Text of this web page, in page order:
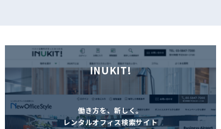
INUKIT!
働き方を、新しく。
レンタルオフィス検索サイト